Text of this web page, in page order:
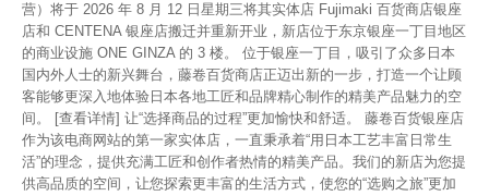
营）将于 2026 年 8 月 12 日星期三将其实体店 Fujimaki 百货商店银座
店和 CENTENA 银座店搬迁并重新开业，新店位于东京银座一丁目地区
的商业设施 ONE GINZA 的 3 楼。 位于银座一丁目，吸引了众多日本
国内外人士的新兴舞台，藤卷百货商店正迈出新的一步，打造一个让顾
客能够更深入地体验日本各地工匠和品牌精心制作的精美产品魅力的空
间。 [查看详情] 让“选择商品的过程”更加愉快和舒适。 藤卷百货银座店
作为该电商网站的第一家实体店，一直秉承着“用日本工艺丰富日常生
活”的理念，提供充满工匠和创作者热情的精美产品。我们的新店为您提
供高品质的空间，让您探索更丰富的生活方式，使您的“选购之旅”更加